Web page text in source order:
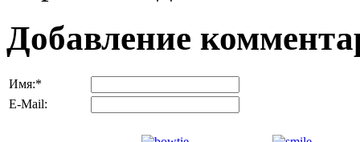
Добавление
Имя:*
E-Mail: